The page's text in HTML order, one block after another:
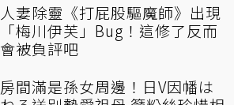
人妻除靈《打屁股驅魔師》出現
「梅川伊芙」Bug！這修了反而
會被負評吧
房間滿是孫女周邊！日V因幡は